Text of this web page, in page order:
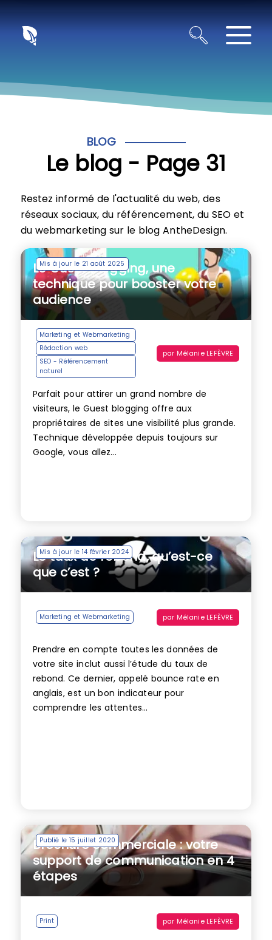
BLOG
Le blog - Page 31
Restez informé de l'actualité du web, des
réseaux sociaux, du référencement, du SEO et
du webmarketing sur le blog AntheDesign.
Mis à jour le 21 août 2025
Le Guest blogging, une
technique pour booster votre
audience
Marketing et Webmarketing
Rédaction web
SEO - Référencement
naturel
par Mélanie LEFÈVRE
Parfait pour attirer un grand nombre de
visiteurs, le Guest blogging offre aux
propriétaires de sites une visibilité plus grande.
Technique développée depuis toujours sur
Google, vous allez...
Mis à jour le 14 février 2024
Le taux de rebond, qu’est-ce
que c’est ?
Marketing et Webmarketing par Mélanie LEFÈVRE
Prendre en compte toutes les données de
votre site inclut aussi l’étude du taux de
rebond. Ce dernier, appelé bounce rate en
anglais, est un bon indicateur pour
comprendre les attentes...
Publié le 15 juillet 2020
Brochure commerciale : votre
support de communication en 4
étapes
Print par Mélanie LEFÈVRE
Panneau de gestion des cookies